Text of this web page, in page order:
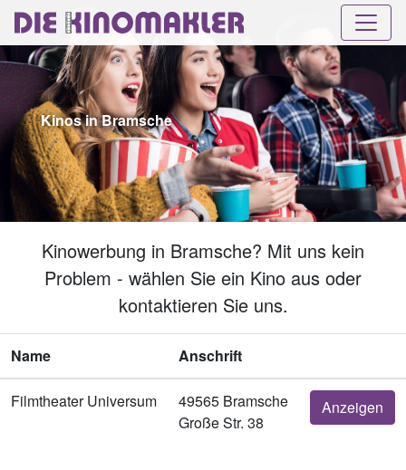
Kinos in Bramsche
Kinowerbung in Bramsche? Mit uns kein
Problem - wählen Sie ein Kino aus oder
kontaktieren Sie uns.
Name Anschrift
Filmtheater Universum
49565 Bramsche
Große Str. 38
Anzeigen